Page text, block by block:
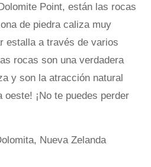
Point, están las rocas
de piedra caliza muy
estalla a través de varios
rocas son una verdadera
y son la atracción natural
¡No te puedes perder
Nueva Zelanda